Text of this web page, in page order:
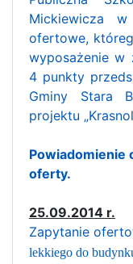
Mickiewicza w
ofertowe,
wyposażenie w
4 punkty
Gminy Stara
projektu
Powiadomienie
oferty.
25.09.2014 r.
Zapytanie
lekkiego do